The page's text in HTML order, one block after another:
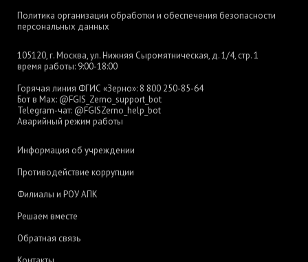
Политика организации обработки и обеспечения безопасности
персональных данных
105120, г. Москва, ул. Нижняя Сыромятническая, д. 1/4, стр. 1
время работы: 9:00-18:00
Горячая линия ФГИС «Зерно»: 8 800 250-85-64
Бот в Max: @FGIS_Zerno_support_bot
Telegram-чат: @FGISZerno_help_bot
Аварийный режим работы
Информация об учреждении
Противодействие коррупции
Филиалы и РОУ АПК
Решаем вместе
Обратная связь